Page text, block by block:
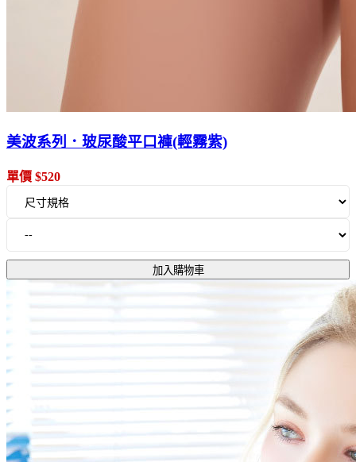
美波系列．玻尿酸平口褲(輕霧紫)
單價 $520
加入購物車